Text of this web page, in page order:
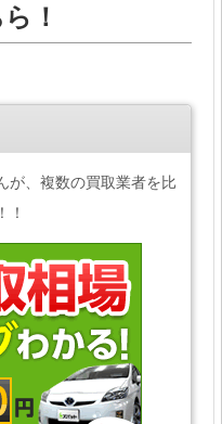
！
が、複数の買取業者を比
！